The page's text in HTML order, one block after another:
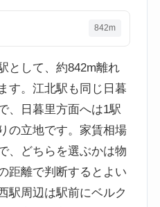
842m
として、約842m離れ
す。江北駅も同じ日暮
、日暮里方面へは1駅
の立地です。家賃相場
、どちらを選ぶかは物
距離で判断するとよい
駅周辺は駅前にベルク